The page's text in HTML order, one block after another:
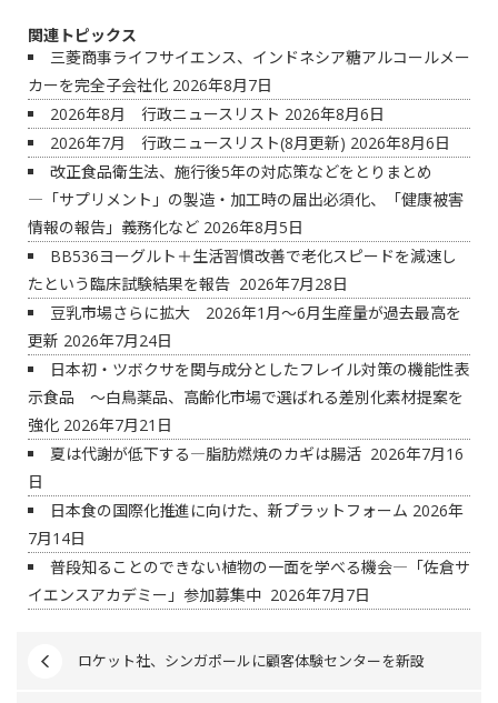
関連トピックス
三菱商事ライフサイエンス、インドネシア糖アルコールメー
カーを完全子会社化 2026年8月7日
2026年8月 行政ニュースリスト 2026年8月6日
2026年7月 行政ニュースリスト(8月更新) 2026年8月6日
改正食品衛生法、施行後5年の対応策などをとりまとめ
―「サプリメント」の製造・加工時の届出必須化、「健康被害
情報の報告」義務化など 2026年8月5日
BB536ヨーグルト＋生活習慣改善で老化スピードを減速し
たという臨床試験結果を報告 2026年7月28日
豆乳市場さらに拡大 2026年1月～6月生産量が過去最高を
更新 2026年7月24日
日本初・ツボクサを関与成分としたフレイル対策の機能性表
示食品 ～白鳥薬品、高齢化市場で選ばれる差別化素材提案を
強化 2026年7月21日
夏は代謝が低下する―脂肪燃焼のカギは腸活 2026年7月16
日
日本食の国際化推進に向けた、新プラットフォーム 2026年
7月14日
普段知ることのできない植物の一面を学べる機会―「佐倉サ
イエンスアカデミー」参加募集中 2026年7月7日
ロケット社、シンガポールに顧客体験センターを新設